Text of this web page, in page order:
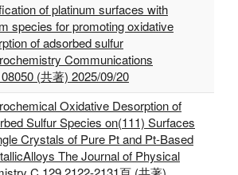
of platinum surfaces with
species for promoting oxidative
of adsorbed sulfur
Communications
(共著) 2025/09/20
Oxidative Desorption of
Sulfur Species on(111) Surfaces
Crystals of Pure Pt and Pt-Based
The Journal of Physical